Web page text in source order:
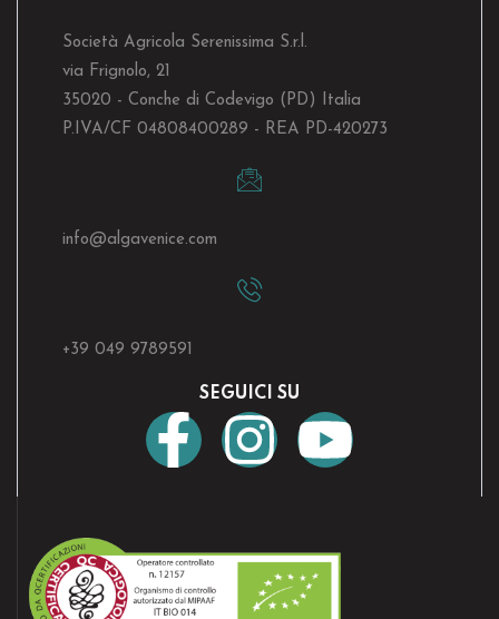
Società Agricola Serenissima S.r.l.
via Frignolo, 21
35020 - Conche di Codevigo (PD) Italia
P.IVA/CF 04808400289 - REA PD-420273
info@algavenice.com
+39 049 9789591
SEGUICI SU